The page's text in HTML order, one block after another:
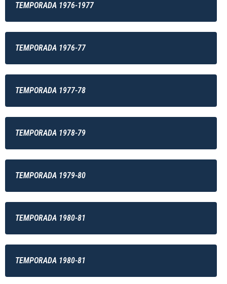
TEMPORADA 1976-1977
TEMPORADA 1976-77
TEMPORADA 1977-78
TEMPORADA 1978-79
TEMPORADA 1979-80
TEMPORADA 1980-81
TEMPORADA 1980-81